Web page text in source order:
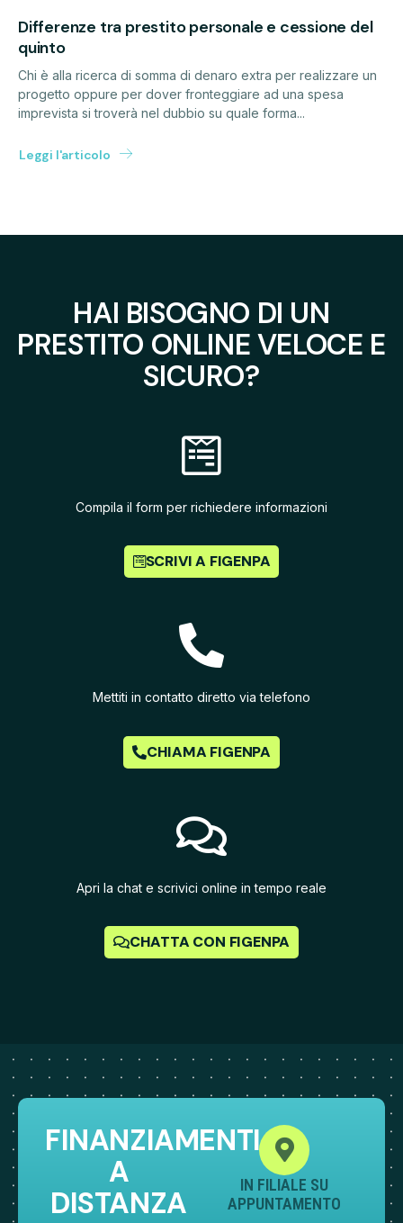
Differenze tra prestito personale e cessione del
quinto
Chi è alla ricerca di somma di denaro extra per realizzare un
progetto oppure per dover fronteggiare ad una spesa
imprevista si troverà nel dubbio su quale forma...
Leggi l'articolo
HAI BISOGNO DI UN
PRESTITO ONLINE VELOCE E
SICURO?
Compila il form per richiedere informazioni
SCRIVI A FIGENPA
Mettiti in contatto diretto via telefono
CHIAMA FIGENPA
Apri la chat e scrivici online in tempo reale
CHATTA CON FIGENPA
FINANZIAMENTI
A
DISTANZA
IN FILIALE SU
APPUNTAMENTO